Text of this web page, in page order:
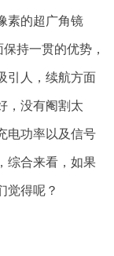
素的超广角镜
持一贯的优势，
引人，续航方面
，没有阉割太
电功率以及信号
综合来看，如果
觉得呢？